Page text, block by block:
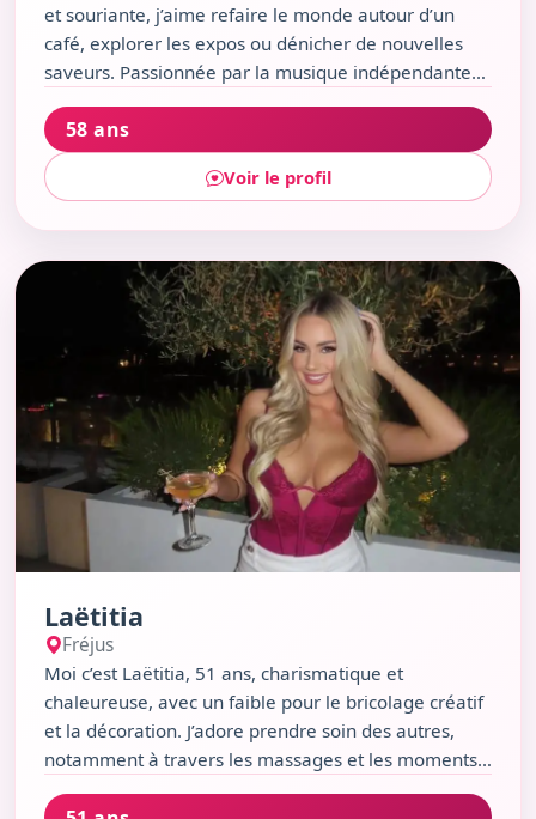
et souriante, j’aime refaire le monde autour d’un
café, explorer les expos ou dénicher de nouvelles
saveurs. Passionnée par la musique indépendante
prise de tête. Un brin drôle, toujours chaleureuse, je
préfère un bon resto ou un marché animé à une
soirée banale. Envie de partager des moments vrais
58 ans
Voir le profil
Voir le profil de Laëtitia
Laëtitia
Fréjus
Moi c’est Laëtitia, 51 ans, charismatique et
chaleureuse, avec un faible pour le bricolage créatif
et la décoration. J’adore prendre soin des autres,
notamment à travers les massages et les moments
bien-être, sans oublier une passion pour la cuisine